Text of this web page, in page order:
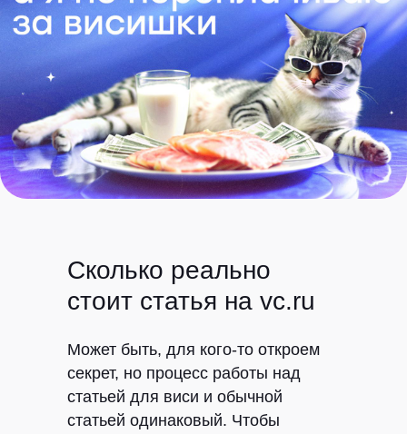
Сколько реально
стоит статья на vc.ru
Может быть, для кого-то откроем
секрет, но процесс работы над
статьей для виси и обычной
статьей одинаковый. Чтобы